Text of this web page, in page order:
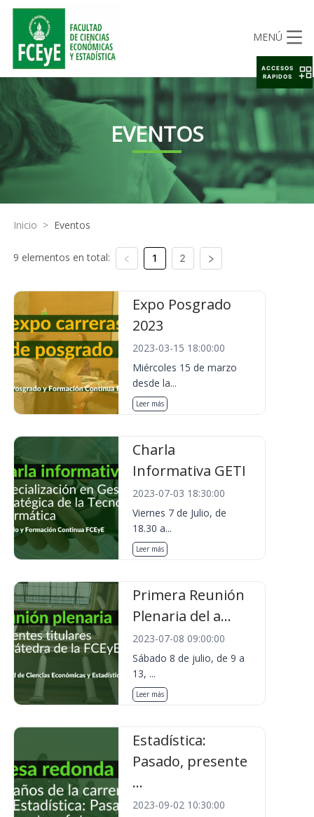
MENÚ
EVENTOS
Inicio > Eventos
9 elementos en total: 1 2
Expo Posgrado
2023
2023-03-15 18:00:00
Miércoles 15 de marzo
desde la...
Leer más
Charla
Informativa GETI
2023-07-03 18:30:00
Viernes 7 de Julio, de
18.30 a...
Leer más
Primera Reunión
Plenaria del a...
2023-07-08 09:00:00
Sábado 8 de julio, de 9 a
13, ...
Leer más
Estadística:
Pasado, presente
...
2023-09-02 10:30:00
ACCESOS
RAPIDOS